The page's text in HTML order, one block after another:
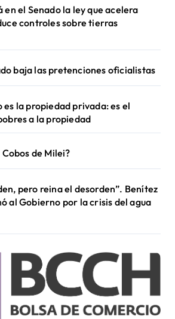
en el Senado la ley que acelera
controles sobre tierras
baja las pretenciones oficialistas
es la propiedad privada: es el
a la propiedad
de Milei?
pero reina el desorden”. Benítez
al Gobierno por la crisis del agua